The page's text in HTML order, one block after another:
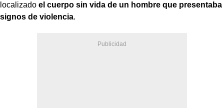
localizado el cuerpo sin vida de un hombre que presentaba
signos de violencia.